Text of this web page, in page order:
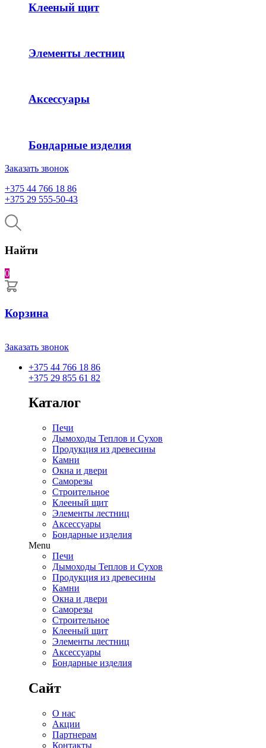
Клееный щит
Элементы лестниц
Аксессуары
Бондарные изделия
Заказать звонок
+375 44 766 18 86
+375 29 555-50-43
Найти
0
Корзина
Заказать звонок
+375 44 766 18 86
+375 29 855 61 82
Каталог
Печи
Дымоходы Теплов и Сухов
Продукция из древесины
Камни
Окна и двери
Саморезы
Строительное
Клееный щит
Элементы лестниц
Аксессуары
Бондарные изделия
Menu
Печи
Дымоходы Теплов и Сухов
Продукция из древесины
Камни
Окна и двери
Саморезы
Строительное
Клееный щит
Элементы лестниц
Аксессуары
Бондарные изделия
Сайт
О нас
Акции
Партнерам
Контакты